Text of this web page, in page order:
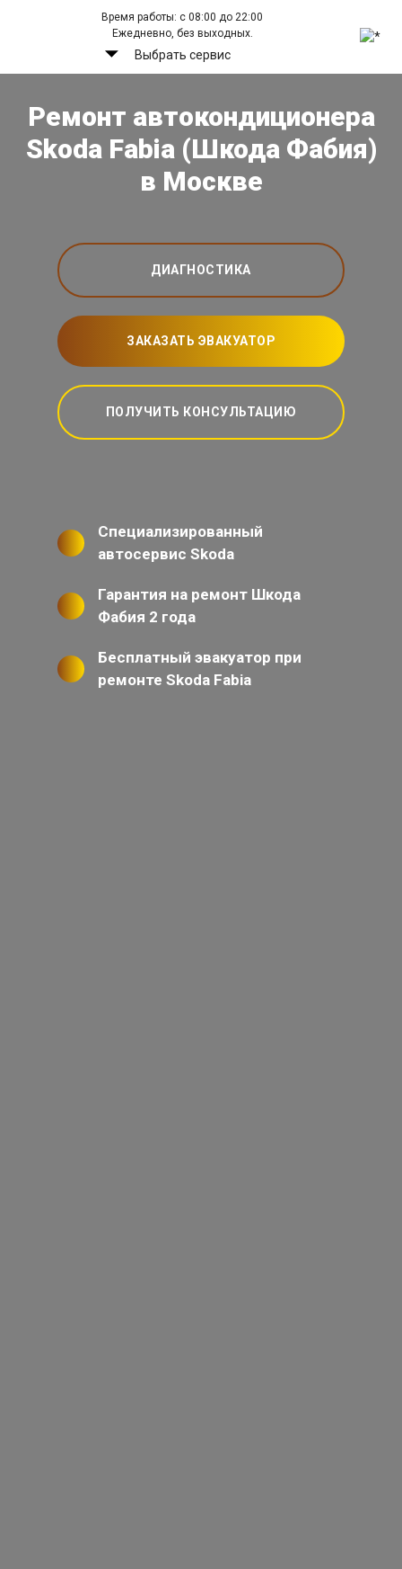
Время работы: с 08:00 до 22:00
Ежедневно, без выходных.
Выбрать сервис
Ремонт автокондиционера
Skoda Fabia (Шкода Фабия)
в Москве
ДИАГНОСТИКА
ЗАКАЗАТЬ ЭВАКУАТОР
ПОЛУЧИТЬ КОНСУЛЬТАЦИЮ
Специализированный
автосервис Skoda
Гарантия на ремонт Шкода
Фабия 2 года
Бесплатный эвакуатор при
ремонте Skoda Fabia